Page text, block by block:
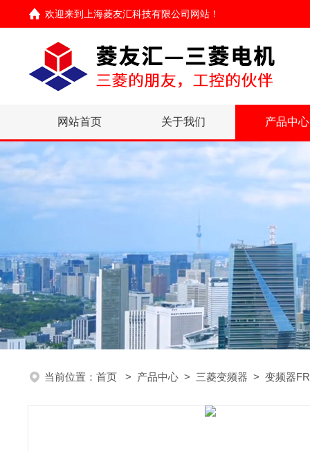
欢迎来到 上海菱友汇科技有限公司网站 ！
网站首页 关于我们 产品中心
当前位置： 首页 > 产品中心 > 三菱变频器 > 变频器